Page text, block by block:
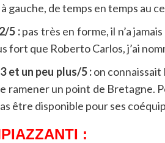
gauche, de temps en temps au
5 :pas très en forme, il n’a
fort que Roberto Carlos, j’ai
et un peu plus/5 :on connaissait
ramener un point de Bretagne.
être disponible pour ses
: